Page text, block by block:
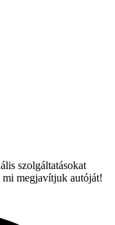
szolgáltatásokat
megjavítjuk autóját!